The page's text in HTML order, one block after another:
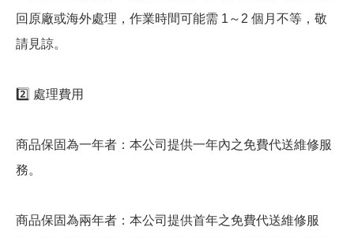
回原廠或海外處理，作業時間可能需 1～2 個月不等，敬
請見諒。
2️⃣ 處理費用
商品保固為一年者：本公司提供一年內之免費代送維修服
務。
商品保固為兩年者：本公司提供首年之免費代送維修服